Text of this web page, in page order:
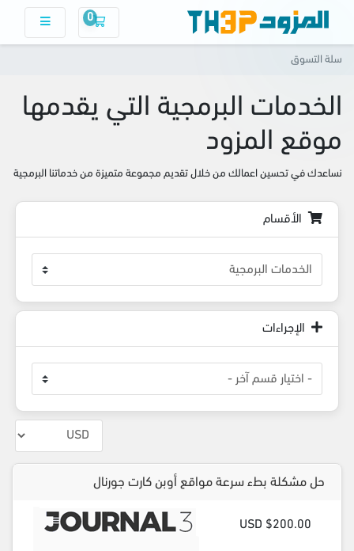
0
سلة التسوق
سلة التسوق
الخدمات البرمجية التي يقدمها
موقع المزود
نساعدك في تحسين اعمالك من خلال تقديم مجموعة متميزة من خدماتنا البرمجية
الأقسام
الإجراءات
حل مشكلة بطء سرعة مواقع أوبن كارت جورنال
$200.00 USD